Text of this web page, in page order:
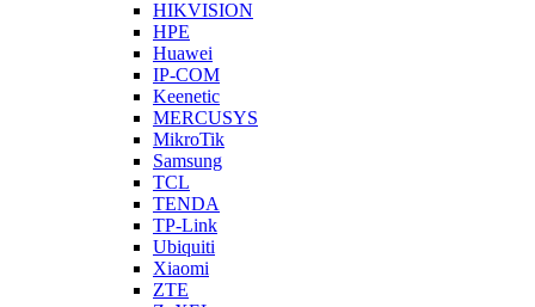
HIKVISION
HPE
Huawei
IP-COM
Keenetic
MERCUSYS
MikroTik
Samsung
TCL
TENDA
TP-Link
Ubiquiti
Xiaomi
ZTE